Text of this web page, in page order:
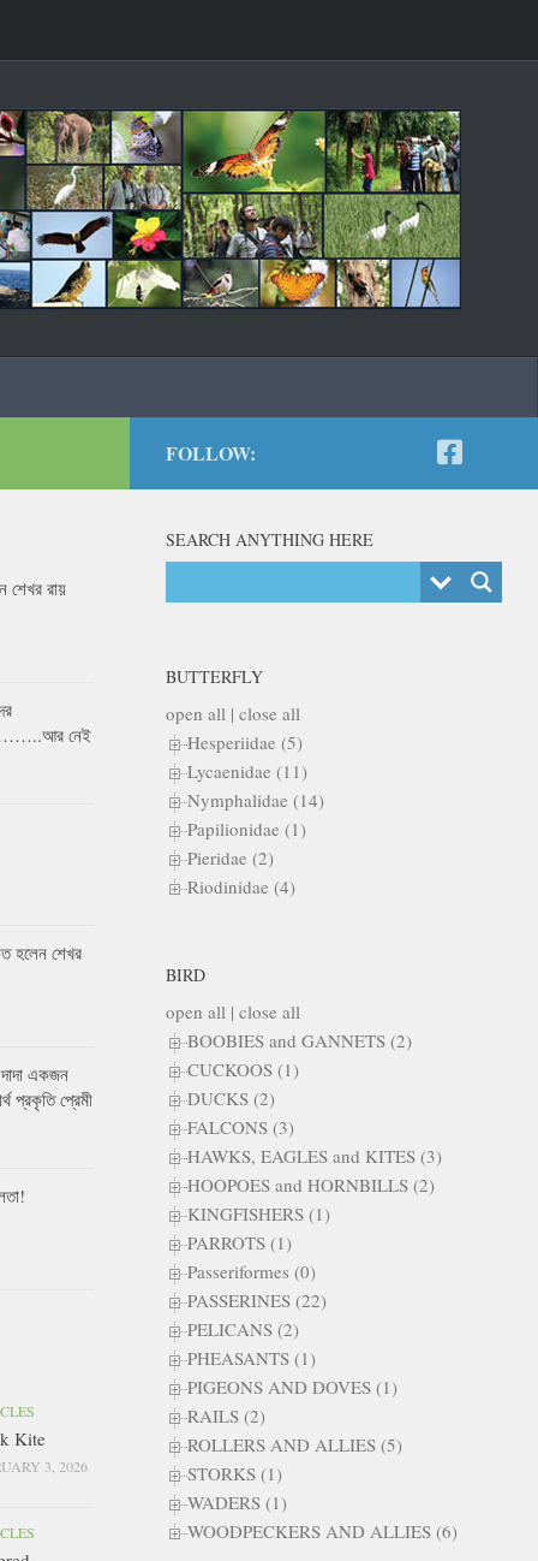
FOLLOW:
SEARCH ANYTHING HERE
BUTTERFLY
open all | close all
Hesperiidae (5)
Lycaenidae (11)
Nymphalidae (14)
Papilionidae (1)
Pieridae (2)
Riodinidae (4)
BIRD
open all | close all
BOOBIES and GANNETS (2)
CUCKOOS (1)
DUCKS (2)
FALCONS (3)
HAWKS, EAGLES and KITES (3)
HOOPOES and HORNBILLS (2)
KINGFISHERS (1)
PARROTS (1)
Passeriformes (0)
PASSERINES (22)
PELICANS (2)
PHEASANTS (1)
PIGEONS AND DOVES (1)
RAILS (2)
ROLLERS AND ALLIES (5)
STORKS (1)
WADERS (1)
WOODPECKERS AND ALLIES (6)
রায়
নেই
হলেন শেখর
একজন
প্রকৃতি প্রেমী
Kite
3, 2026